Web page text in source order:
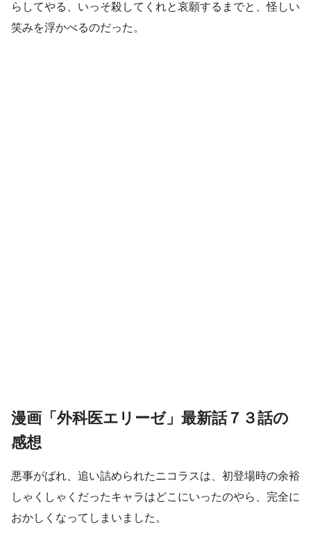
らしてやる、いっそ殺してくれと哀願するまでと、怪しい
笑みを浮かべるのだった。
漫画「外科医エリーゼ」最新話７３話の
感想
悪事がばれ、追い詰められたニコラスは、初登場時の余裕
しゃくしゃくだったキャラはどこにいったのやら、完全に
おかしくなってしまいました。